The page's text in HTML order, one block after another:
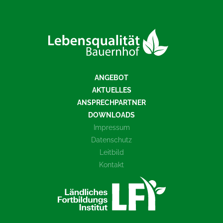
ANGEBOT
AKTUELLES
ANSPRECHPARTNER
DOWNLOADS
Impressum
Datenschutz
Leitbild
Kontakt